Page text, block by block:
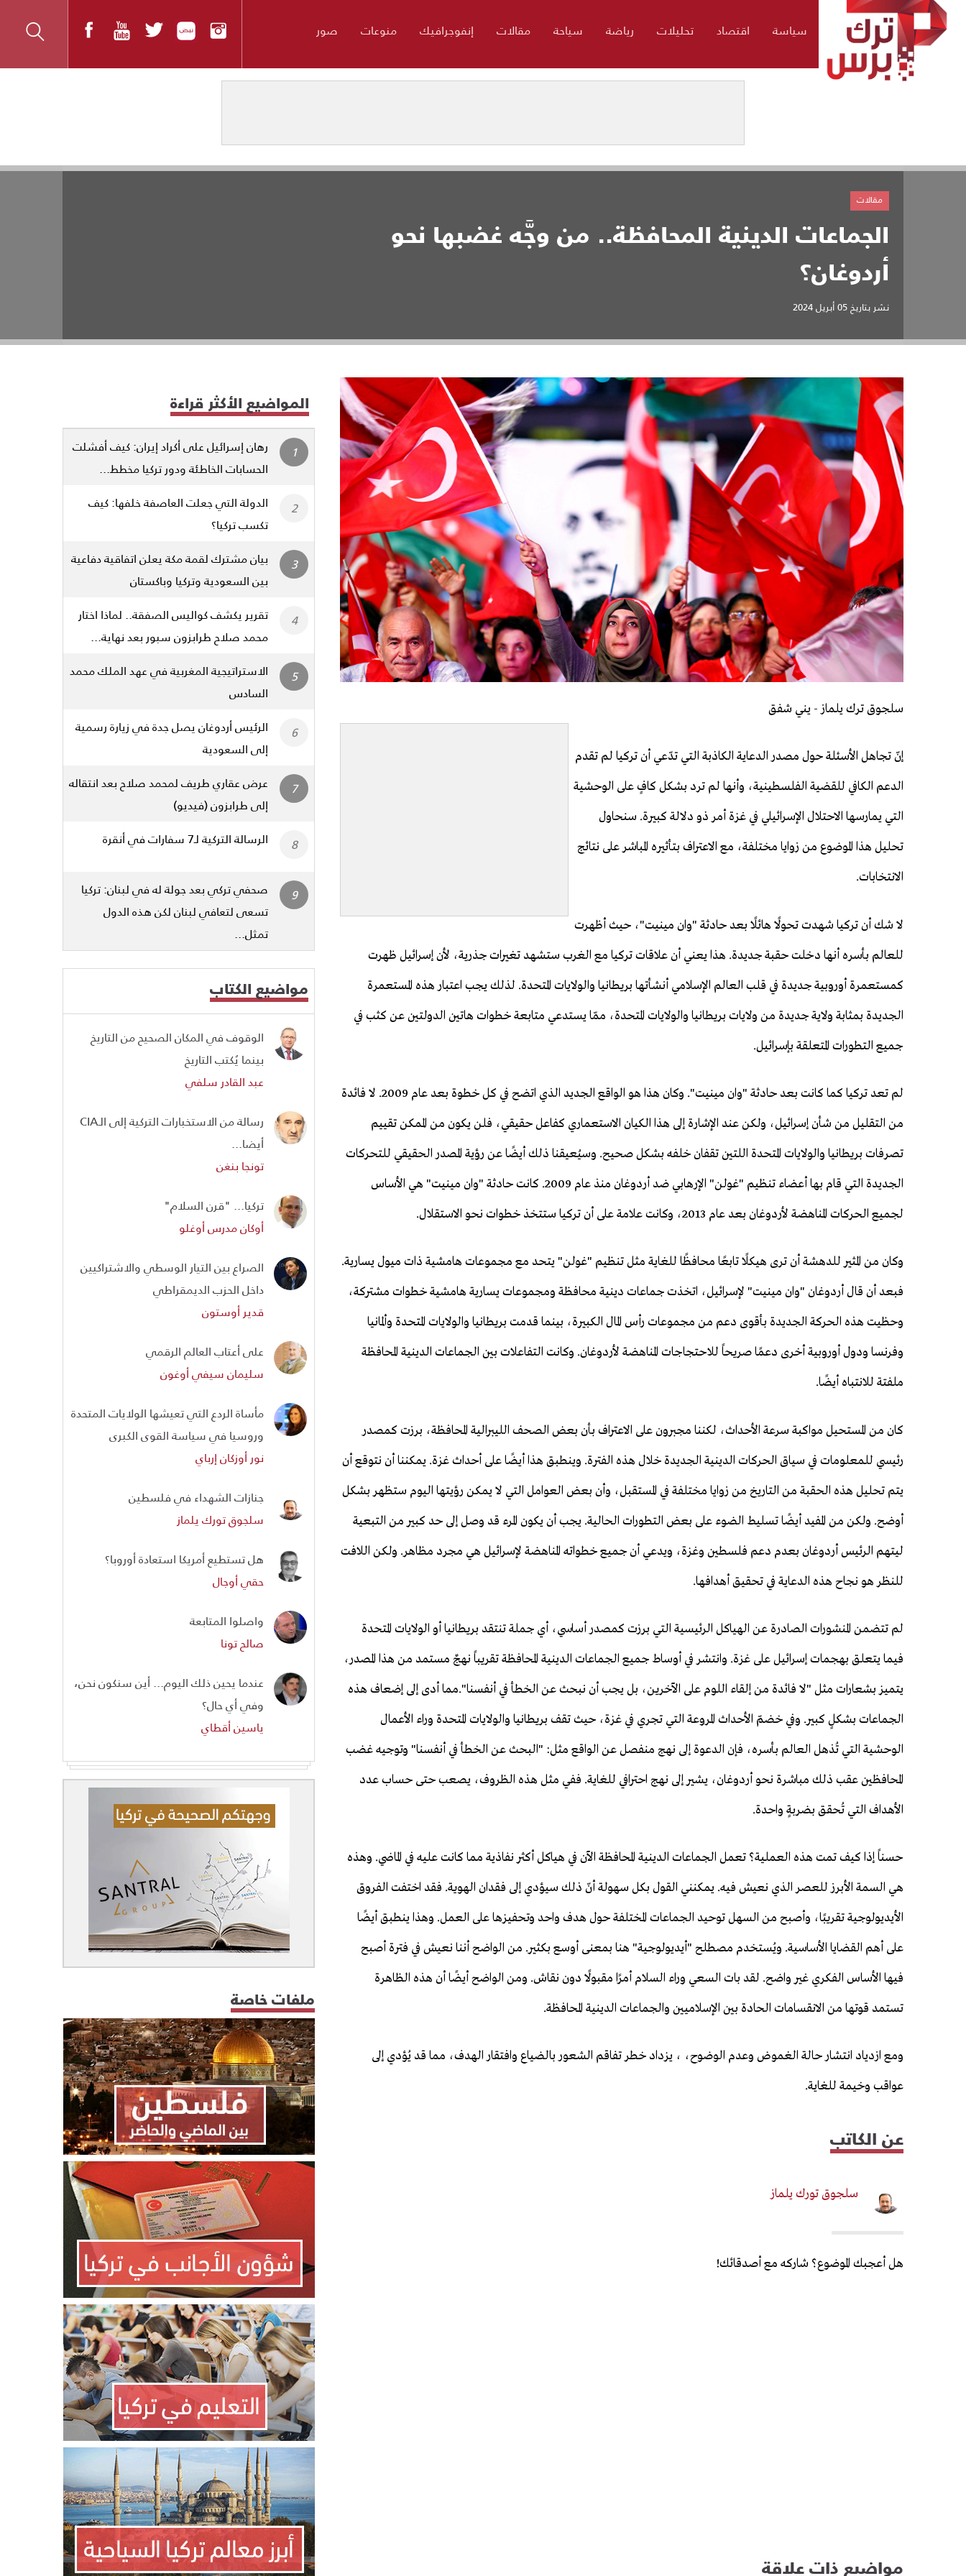
سياسة اقتصاد تحليلات رياضة سياحة مقالات إنفوجرافيك منوعات صور
الجماعات الدينية المحافظة.. من وجَّه غضبها نحو
أردوغان؟
نشر بتاريخ05 أبريل 2024
مقالات
سلجوق ترك يلماز - يني شفق
إنّ تجاهل الأسئلة حول مصدر الدعاية الكاذبة التي تدّعي أن تركيا لم تقدم
الدعم الكافي للقضية الفلسطينية، وأنها لم ترد بشكل كافٍ على الوحشية
التي يمارسها الاحتلال الإسرائيلي في غزة أمر ذو دلالة كبيرة. سنحاول
تحليل هذا الموضوع من زوايا مختلفة، مع الاعتراف بتأثيره المباشر على نتائج
الانتخابات.
لا شك أن تركيا شهدت تحولًا هائلًا بعد حادثة "وان مينيت"، حيث أظهرت
للعالم بأسره أنها دخلت حقبة جديدة. هذا يعني أن علاقات تركيا مع الغرب ستشهد تغيرات جذرية، لأن إسرائيل ظهرت
كمستعمرة أوروبية جديدة في قلب العالم الإسلامي أنشأتها بريطانيا والولايات المتحدة. لذلك يجب اعتبار هذه المستعمرة
الجديدة بمثابة ولاية جديدة من ولايات بريطانيا والولايات المتحدة، ممّا يستدعي متابعة خطوات هاتين الدولتين عن كثب في
جميع التطورات المتعلقة بإسرائيل.
لم تعد تركيا كما كانت بعد حادثة "وان مينيت". وكان هذا هو الواقع الجديد الذي اتضح في كل خطوة بعد عام 2009. لا فائدة
من التقليل من شأن إسرائيل، ولكن عند الإشارة إلى هذا الكيان الاستعماري كفاعل حقيقي، فلن يكون من الممكن تقييم
تصرفات بريطانيا والولايات المتحدة اللتين تقفان خلفه بشكل صحيح. وسيُعيقنا ذلك أيضًا عن رؤية المصدر الحقيقي للتحركات
الجديدة التي قام بها أعضاء تنظيم "غولن" الإرهابي ضد أردوغان منذ عام 2009. كانت حادثة "وان مينيت" هي الأساس
لجميع الحركات المناهضة لأردوغان بعد عام 2013، وكانت علامة على أن تركيا ستتخذ خطوات نحو الاستقلال.
وكان من المثير للدهشة أن ترى هيكلًا تابعًا محافظًا للغاية مثل تنظيم "غولن" يتحد مع مجموعات هامشية ذات ميول يسارية.
فبعد أن قال أردوغان "وان مينيت" لإسرائيل، اتخذت جماعات دينية محافظة ومجموعات يسارية هامشية خطوات مشتركة،
وحظيت هذه الحركة الجديدة بأقوى دعم من مجموعات رأس المال الكبيرة، بينما قدمت بريطانيا والولايات المتحدة وألمانيا
وفرنسا ودول أوروبية أخرى دعمًا صريحاً للاحتجاجات المناهضة لأردوغان. وكانت التفاعلات بين الجماعات الدينية المحافظة
ملفتة للانتباه أيضًا.
كان من المستحيل مواكبة سرعة الأحداث، لكننا مجبرون على الاعتراف بأن بعض الصحف الليبرالية المحافظة، برزت كمصدر
رئيسي للمعلومات في سياق الحركات الدينية الجديدة خلال هذه الفترة. وينطبق هذا أيضًا على أحداث غزة. يمكننا أن نتوقع أن
يتم تحليل هذه الحقبة من التاريخ من زوايا مختلفة في المستقبل، وأن بعض العوامل التي لا يمكن رؤيتها اليوم ستظهر بشكل
أوضح. ولكن من المفيد أيضًا تسليط الضوء على بعض التطورات الحالية. يجب أن يكون المرء قد وصل إلى حد كبير من التبعية
ليتهم الرئيس أردوغان بعدم دعم فلسطين وغزة، ويدعي أن جميع خطواته المناهضة لإسرائيل هي مجرد مظاهر. ولكن اللافت
للنظر هو نجاح هذه الدعاية في تحقيق أهدافها.
لم تتضمن المنشورات الصادرة عن الهياكل الرئيسية التي برزت كمصدر أساسي، أي جملة تنتقد بريطانيا أو الولايات المتحدة
فيما يتعلق بهجمات إسرائيل على غزة. وانتشر في أوساط جميع الجماعات الدينية المحافظة تقريباً نهجٌ مستمد من هذا المصدر،
يتميز بشعارات مثل "لا فائدة من إلقاء اللوم على الآخرين، بل يجب أن نبحث عن الخطأ في أنفسنا".مما أدى إلى إضعاف هذه
الجماعات بشكلٍ كبير. وفي خضمّ الأحداث المروعة التي تجري في غزة، حيث تقف بريطانيا والولايات المتحدة وراء الأعمال
الوحشية التي تُذهل العالم بأسره، فإن الدعوة إلى نهج منفصل عن الواقع مثل: "البحث عن الخطأ في أنفسنا" وتوجيه غضب
المحافظين عقب ذلك مباشرة نحو أردوغان، يشير إلى نهج احترافي للغاية. ففي مثل هذه الظروف، يصعب حتى حساب عدد
الأهداف التي تُحقق بضربةٍ واحدة.
حسناً إذا كيف تمت هذه العملية؟ تعمل الجماعات الدينية المحافظة الآن في هياكل أكثر نفاذية مما كانت عليه في الماضي. وهذه
هي السمة الأبرز للعصر الذي نعيش فيه. يمكنني القول بكل سهولة أنّ ذلك سيؤدي إلى فقدان الهوية. فقد اختفت الفروق
الأيديولوجية تقريبًا، وأصبح من السهل توحيد الجماعات المختلفة حول هدف واحد وتحفيزها على العمل. وهذا ينطبق أيضًا
على أهم القضايا الأساسية. ويُستخدم مصطلح "أيديولوجية" هنا بمعنى أوسع بكثير. من الواضح أننا نعيش في فترة أصبح
فيها الأساس الفكري غير واضح. لقد بات السعي وراء السلام أمرًا مقبولًا دون نقاش. ومن الواضح أيضًا أن هذه الظاهرة
تستمد قوتها من الانقسامات الحادة بين الإسلاميين والجماعات الدينية المحافظة.
ومع ازدياد انتشار حالة الغموض وعدم الوضوح، ، يزداد خطر تفاقم الشعور بالضياع وافتقار الهدف، مما قد يُؤدي إلى
عواقب وخيمة للغاية.
عن الكاتب
سلجوق تورك يلماز
هل أعجبك الموضوع؟ شاركه مع أصدقائك!
مواضيع ذات علاقة
المواضيع الأكثر قراءة
رهان إسرائيل على أكراد إيران: كيف أفشلت
الحسابات الخاطئة ودور تركيا مخطط...
الدولة التي جعلت العاصفة خلفها: كيف
تكسب تركيا؟
بيان مشترك لقمة مكة يعلن اتفاقية دفاعية
بين السعودية وتركيا وباكستان
تقرير يكشف كواليس الصفقة.. لماذا اختار
محمد صلاح طرابزون سبور بعد نهاية...
الاستراتيجية المغربية في عهد الملك محمد
السادس
الرئيس أردوغان يصل جدة في زيارة رسمية
إلى السعودية
عرض عقاري طريف لمحمد صلاح بعد انتقاله
إلى طرابزون (فيديو)
الرسالة التركية لـ7 سفارات في أنقرة
صحفي تركي بعد جولة له في لبنان: تركيا
تسعى لتعافي لبنان لكن هذه الدول
تمثل...
مواضيع الكتاب
الوقوف في المكان الصحيح من التاريخ
بينما يُكتب التاريخ
عبد القادر سلفي
رسالة من الاستخبارات التركية إلى الـCIA
أيضا...
تونجا بنغن
تركيا... "قرن السلام"
أوكان مدرس أوغلو
الصراع بين التيار الوسطي والاشتراكيين
داخل الحزب الديمقراطي
قدير أوستون
على أعتاب العالم الرقمي
سليمان سيفي أوغون
مأساة الردع التي تعيشها الولايات المتحدة
وروسيا في سياسة القوى الكبرى
نور أوزكان إرباي
جنازات الشهداء في فلسطين
سلجوق تورك يلماز
هل تستطيع أمريكا استعادة أوروبا؟
حقي أوجال
واصلوا المتابعة
صالح تونا
عندما يحين ذلك اليوم... أين سنكون نحن،
وفي أي حال؟
ياسين أقطاي
ملفات خاصة